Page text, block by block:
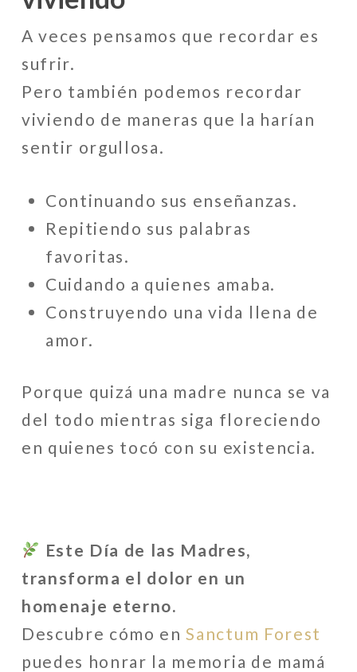
A veces pensamos que recordar es
sufrir.
Pero también podemos recordar
viviendo de maneras que la harían
sentir orgullosa.
Continuando sus enseñanzas.
Repitiendo sus palabras
favoritas.
Cuidando a quienes amaba.
Construyendo una vida llena de
amor.
Porque quizá una madre nunca se va
del todo mientras siga floreciendo
en quienes tocó con su existencia.
Este Día de las Madres,
transforma el dolor en un
homenaje eterno.
Descubre cómo enSanctum Forest
puedes honrar la memoria de mamá